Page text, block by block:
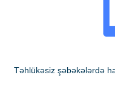
Təhlükəsiz şəbəkələrdə